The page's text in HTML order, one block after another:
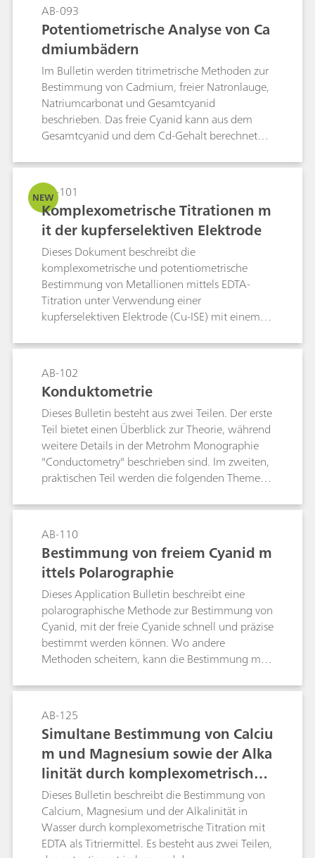
AB-093
Potentiometrische Analyse von Ca
dmiumbädern
Im Bulletin werden titrimetrische Methoden zur
Bestimmung von Cadmium, freier Natronlauge,
Natriumcarbonat und Gesamtcyanid
beschrieben. Das freie Cyanid kann aus dem
Gesamtcyanid und dem Cd-Gehalt berechnet
NEW
AB-101
Komplexometrische Titrationen m
it der kupferselektiven Elektrode
Dieses Dokument beschreibt die
komplexometrische und potentiometrische
Bestimmung von Metallionen mittels EDTA-
Titration unter Verwendung einer
kupferselektiven Elektrode (Cu-ISE) mit einem
Kristallmembran. Da die Elektrode gegenüber
Komplexbildnern unempfindlich ist, muss vor
der Analyse ein vorgeformter Cu–Metall-
Komplex in die Probe eingebracht werden. Das
Verfahren, das sowohl für die Direkt- als auch
für die Rücktitration geeignet ist, nutzt die
EDTA-Metall-Bildungskonstanten zur
Bestimmung der Äquivalenzpunkte und
ermöglicht die Quantifizierung in verschiedenen
AB-102
Konduktometrie
Dieses Bulletin besteht aus zwei Teilen. Der erste
Teil bietet einen Überblick zur Theorie, während
weitere Details in der Metrohm Monographie
"Conductometry" beschrieben sind. Im zweiten,
praktischen Teil werden die folgenden Themen
Bestimmung der Zellkonstanten; Bestimmung
des Temperaturkoeffizienten;
Leitfähigkeitsmessungen in Wasserproben; TDS
– Total Dissolved Solids; Konduktometrische
Titrationen;
AB-110
Bestimmung von freiem Cyanid m
ittels Polarographie
Dieses Application Bulletin beschreibt eine
polarographische Methode zur Bestimmung von
Cyanid, mit der freie Cyanide schnell und präzise
bestimmt werden können. Wo andere
Methoden scheitern, kann die Bestimmung mit
Sulfide enthalten. Cyanidkonzentrationen im
Bereich von b(CN–) = 0,01…10 mg/L stellen
kein Problem dar. Störende Effekte durch
Anionen und komplexe Cyanide wurden bereits
untersucht.
AB-125
Simultane Bestimmung von Calciu
m und Magnesium sowie der Alka
linität durch komplexometrische T
itration mit potentiometrischer od
er photometrischer Indikation in
Wasser- und Getränkeproben
Dieses Bulletin beschreibt die Bestimmung von
Calcium, Magnesium und der Alkalinität in
Wasser durch komplexometrische Titration mit
EDTA als Titriermittel. Es besteht aus zwei Teilen,